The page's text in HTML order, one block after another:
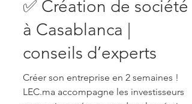
14 sept. 2024
1 min de lecture
✅ Création de société
à Casablanca |
conseils d’experts